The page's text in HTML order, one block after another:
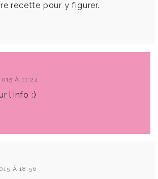
recette pour y figurer.
À 11:24
l’info :)
À 18:56